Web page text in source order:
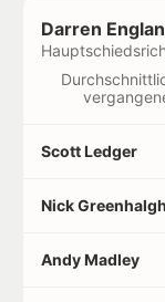
Darren
Scott Ledger
Nick Greenhalgh
Andy Madley